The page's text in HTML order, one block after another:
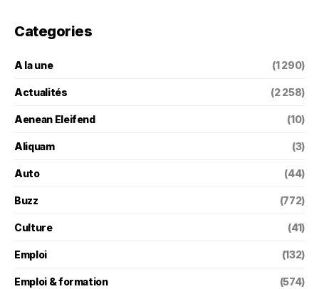
Categories
A la une (1 290)
Actualités (2 258)
Aenean Eleifend (10)
Aliquam (3)
Auto (44)
Buzz (772)
Culture (41)
Emploi (132)
Emploi & formation (574)